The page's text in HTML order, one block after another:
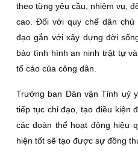
theo từng yêu cầu, nhiệm vụ,
cao. Đối với quy chế dân
đạo gắn với xây dựng đời
bảo tình hình an ninh trật tự
tố cáo của công dân.
Trưởng ban Dân vận Tỉnh uỷ
tiếp tục chỉ đạo, tạo điều kiện
các đoàn thể hoạt động hiệu
hiện tốt sẽ tạo được sự đồng